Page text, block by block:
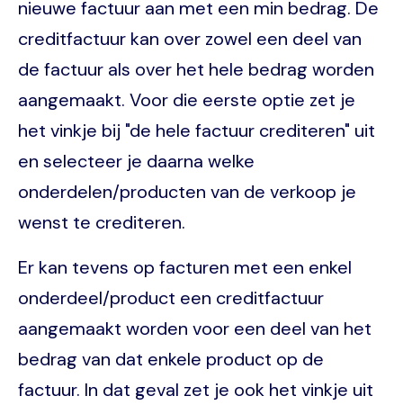
nieuwe factuur aan met een min bedrag. De
creditfactuur kan over zowel een deel van
de factuur als over het hele bedrag worden
aangemaakt. Voor die eerste optie zet je
het vinkje bij "de hele factuur crediteren" uit
en selecteer je daarna welke
onderdelen/producten van de verkoop je
wenst te crediteren.
Er kan tevens op facturen met een enkel
onderdeel/product een creditfactuur
aangemaakt worden voor een deel van het
bedrag van dat enkele product op de
factuur. In dat geval zet je ook het vinkje uit